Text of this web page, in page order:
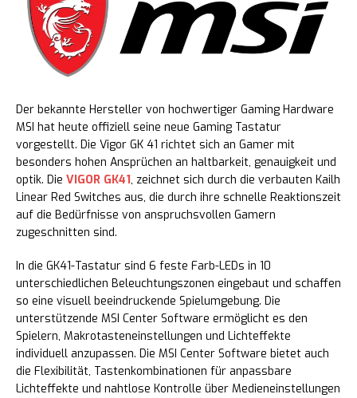
Der bekannte Hersteller von hochwertiger Gaming Hardware
MSI hat heute offiziell seine neue Gaming Tastatur
vorgestellt. Die Vigor GK 41 richtet sich an Gamer mit
besonders hohen Ansprüchen an haltbarkeit, genauigkeit und
optik. Die VIGOR GK41, zeichnet sich durch die verbauten Kailh
Linear Red Switches aus, die durch ihre schnelle Reaktionszeit
auf die Bedürfnisse von anspruchsvollen Gamern
zugeschnitten sind.
In die GK41-Tastatur sind 6 feste Farb-LEDs in 10
unterschiedlichen Beleuchtungszonen eingebaut und schaffen
so eine visuell beeindruckende Spielumgebung. Die
unterstützende MSI Center Software ermöglicht es den
Spielern, Makrotasteneinstellungen und Lichteffekte
individuell anzupassen. Die MSI Center Software bietet auch
die Flexibilität, Tastenkombinationen für anpassbare
Lichteffekte und nahtlose Kontrolle über Medieneinstellungen